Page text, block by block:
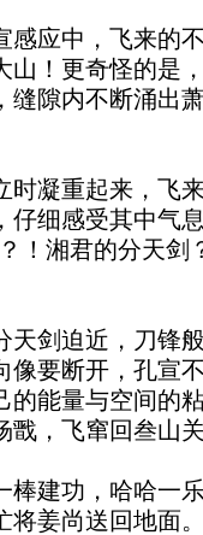
，飞来的不
山！更奇怪的是
缝隙内不断涌出
起来，飞来
仔细感受其中气
！湘君的分天剑
近，刀锋般
像要断开，孔宣
的能量与空间的
戬，飞窜回叁山关
，哈哈一乐
将姜尚送回地面。